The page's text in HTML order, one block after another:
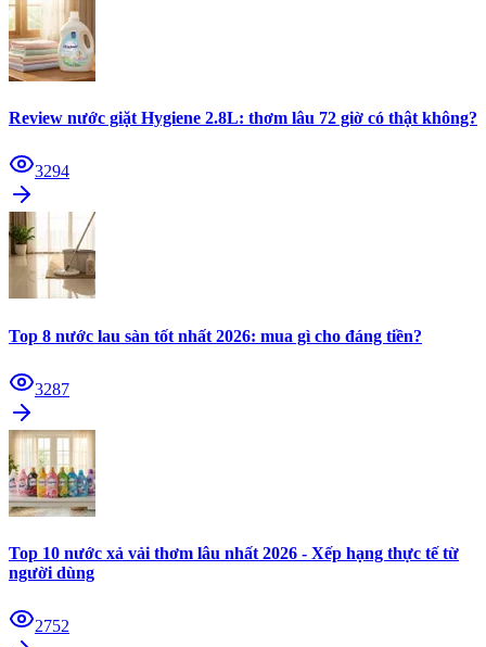
Review nước giặt Hygiene 2.8L: thơm lâu 72 giờ có thật không?
3294
Top 8 nước lau sàn tốt nhất 2026: mua gì cho đáng tiền?
3287
Top 10 nước xả vải thơm lâu nhất 2026 - Xếp hạng thực tế từ
người dùng
2752